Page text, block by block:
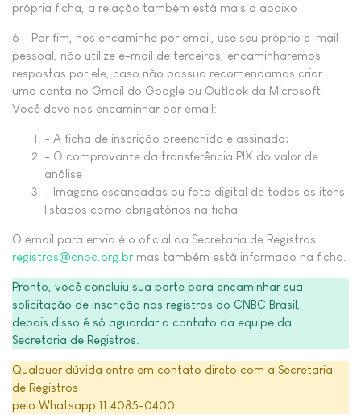
própria ficha, a relação também está mais a abaixo
6 - Por fim, nos encaminhe por email, use seu próprio e-mail
pessoal, não utilize e-mail de terceiros, encaminharemos
respostas por ele, caso não possua recomendamos criar
uma conta no Gmail do Google ou Outlook da Microsoft.
Você deve nos encaminhar por email:
- A ficha de inscrição preenchida e assinada;
- O comprovante da transferência PIX do valor de
análise
- Imagens escaneadas ou foto digital de todos os itens
listados como obrigatórios na ficha
O email para envio é o oficial da Secretaria de Registros
registros@cnbc.org.br mas também está informado na ficha.
Pronto, você concluiu sua parte para encaminhar sua
solicitação de inscrição nos registros do CNBC Brasil,
depois disso é só aguardar o contato da equipe da
Secretaria de Registros.
Qualquer dúvida entre em contato direto com a Secretaria
de Registros
pelo Whatsapp 11 4085-0400